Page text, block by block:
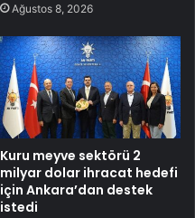
Ağustos 8, 2026
Kuru meyve sektörü 2
milyar dolar ihracat hedefi
için Ankara’dan destek
istedi